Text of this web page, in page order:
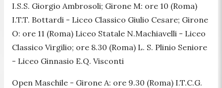
I.S.S. Giorgio Ambrosoli; Girone M: ore 10 (Roma)
I.T.T. Bottardi - Liceo Classico Giulio Cesare; Girone
O: ore 11 (Roma) Liceo Statale N.Machiavelli - Liceo
Classico Virgilio; ore 8.30 (Roma) L. S. Plinio Seniore
- Liceo Ginnasio E.Q. Visconti
Open Maschile - Girone A: ore 9.30 (Roma) I.T.C.G.